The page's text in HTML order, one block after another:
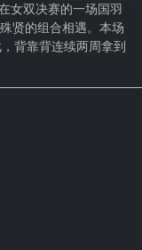
女双决赛的一场国羽
贤的组合相遇。本场
背靠背连续两周拿到